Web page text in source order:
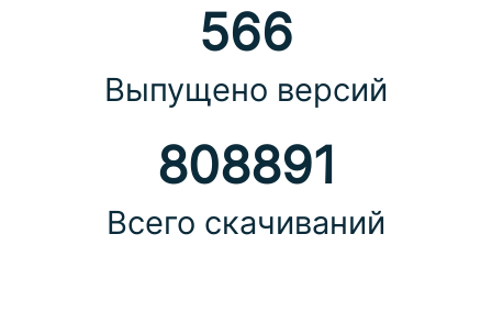
566
Выпущено версий
808891
Всего скачиваний